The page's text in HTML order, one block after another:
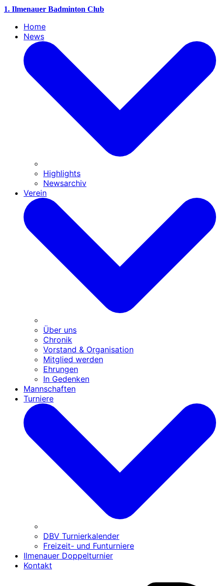
1. Ilmenauer Badminton Club
Home
News
Highlights
Newsarchiv
Verein
Über uns
Chronik
Vorstand & Organisation
Mitglied werden
Ehrungen
In Gedenken
Mannschaften
Turniere
DBV Turnierkalender
Freizeit- und Funturniere
Ilmenauer Doppelturnier
Kontakt